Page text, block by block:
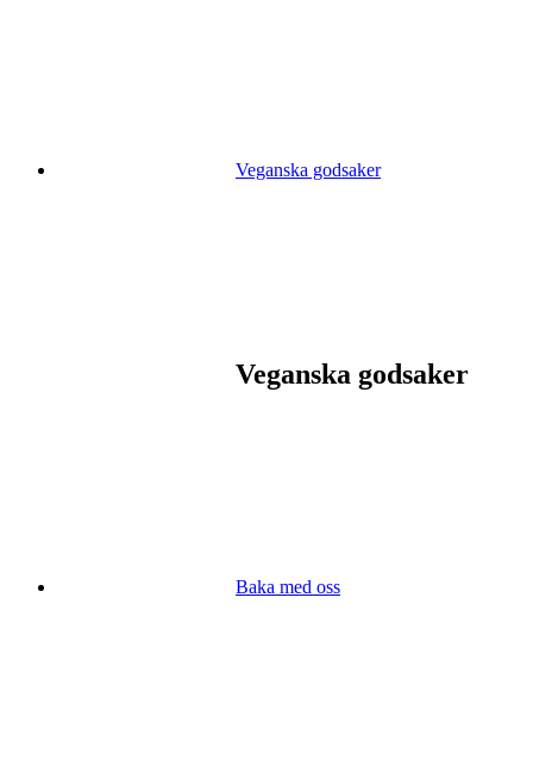
Veganska godsaker
Veganska godsaker
Baka med oss